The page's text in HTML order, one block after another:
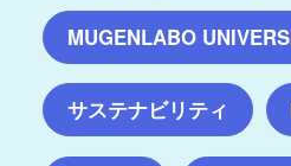
MUGENLABO
サステナビリティ